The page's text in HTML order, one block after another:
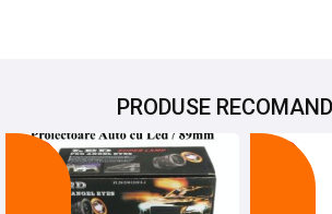
PRODUSE